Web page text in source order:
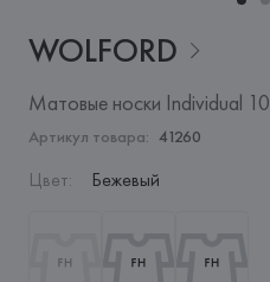
WOLFORD
Матовые носки Individual 10
Артикул товара: 41260
Цвет: Бежевый